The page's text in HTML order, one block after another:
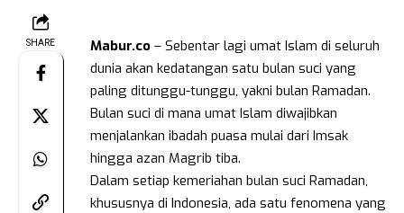
SHARE Mabur.co – Sebentar lagi umat Islam di seluruh
dunia akan kedatangan satu bulan suci yang
paling ditunggu-tunggu, yakni bulan Ramadan.
Bulan suci di mana umat Islam diwajibkan
menjalankan ibadah puasa mulai dari Imsak
hingga azan Magrib tiba.
Dalam setiap kemeriahan bulan suci Ramadan,
khususnya di Indonesia, ada satu fenomena yang